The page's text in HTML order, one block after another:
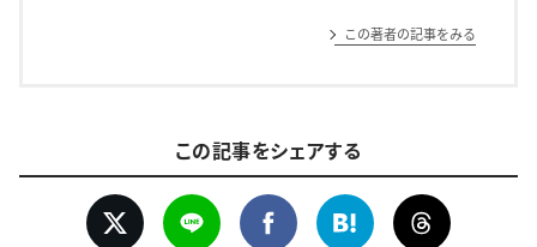
この著者の記事をみる
この記事をシェアする